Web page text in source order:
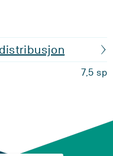
7,5 sp